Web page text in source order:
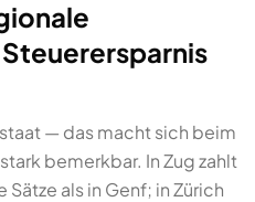
— das macht sich beim
bemerkbar. In Zug zahlt
als in Genf; in Zürich